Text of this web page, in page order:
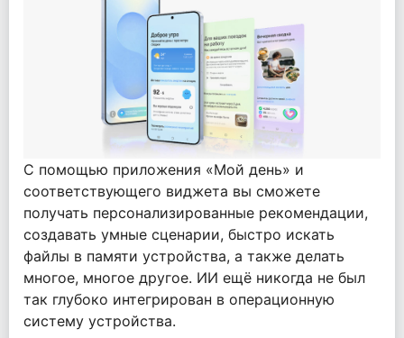
С помощью приложения «Мой день» и
соответствующего виджета вы сможете
получать персонализированные рекомендации,
создавать умные сценарии, быстро искать
файлы в памяти устройства, а также делать
многое, многое другое. ИИ ещё никогда не был
так глубоко интегрирован в операционную
систему устройства.